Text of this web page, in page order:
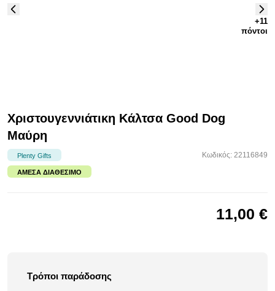
+11
πόντοι
Χριστουγεννιάτικη Κάλτσα Good Dog
Μαύρη
Plenty Gifts Κωδικός: 22116849
ΆΜΕΣΑ ΔΙΑΘΈΣΙΜΟ
11,00 €
Τρόποι παράδοσης